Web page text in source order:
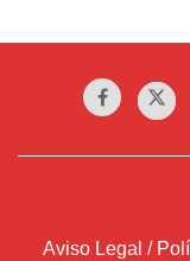
Aviso Legal /